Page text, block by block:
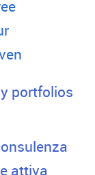
portfolios
attiva